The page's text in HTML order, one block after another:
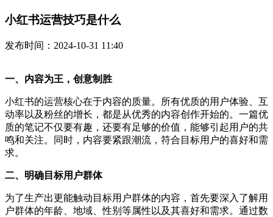
小红书运营技巧是什么
发布时间：2024-10-31 11:40
一、内容为王，创意制胜
小红书的运营核心在于内容的质量。所有优质的用户体验、互
动率以及粉丝的增长，都是从优秀的内容创作开始的。一篇优
质的笔记不仅要有趣，还要有足够的价值，能够引起用户的共
鸣和关注。同时，内容要紧跟潮流，符合目标用户的喜好和需
求。
二、明确目标用户群体
为了生产出更能触动目标用户群体的内容，首先要深入了解用
户群体的年龄、地域、性别等属性以及其喜好和需求。通过数